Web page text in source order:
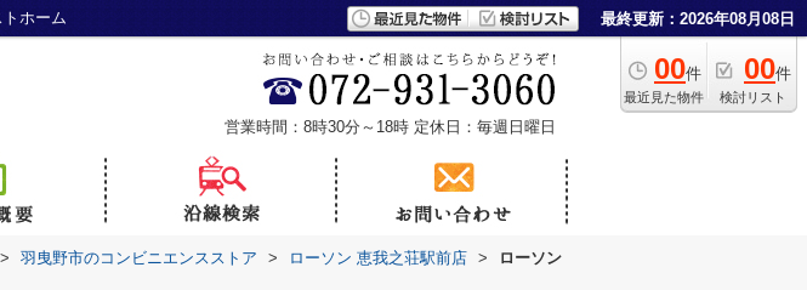
ホーム 最終更新：2026年08月08日
00件
最近見た物件
00件
検討リスト
営業時間：8時30分～18時 定休日：毎週日曜日
> 羽曳野市のコンビニエンスストア > ローソン 恵我之荘駅前店 >
ローソン